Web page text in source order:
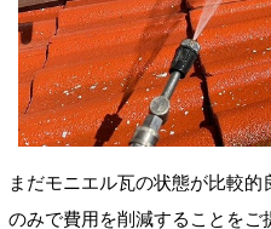
まだモニエル瓦の状態が比較
のみで費用を削減することをご